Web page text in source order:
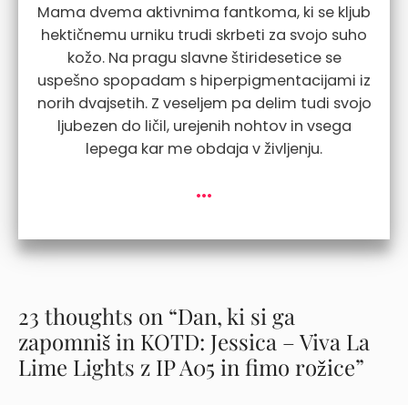
Mama dvema aktivnima fantkoma, ki se kljub
hektičnemu urniku trudi skrbeti za svojo suho
kožo. Na pragu slavne štiridesetice se
uspešno spopadam s hiperpigmentacijami iz
norih dvajsetih. Z veseljem pa delim tudi svojo
ljubezen do ličil, urejenih nohtov in vsega
lepega kar me obdaja v življenju.
...
23 thoughts on “Dan, ki si ga
zapomniš in KOTD: Jessica – Viva La
Lime Lights z IP A05 in fimo rožice”